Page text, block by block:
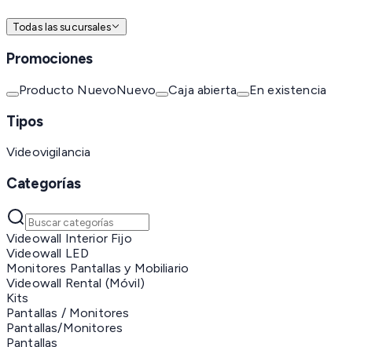
Todas las sucursales
Promociones
Producto NuevoNuevo Caja abierta En existencia
Tipos
Videovigilancia
Categorías
Videowall Interior Fijo
Videowall LED
Monitores Pantallas y Mobiliario
Videowall Rental (Móvil)
Kits
Pantallas / Monitores
Pantallas/Monitores
Pantallas